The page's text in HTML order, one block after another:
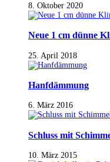
8. Oktober 2020
Neue 1 cm dünne
25. April 2018
Hanfdämmung
6. März 2016
Schluss mit
10. März 2015